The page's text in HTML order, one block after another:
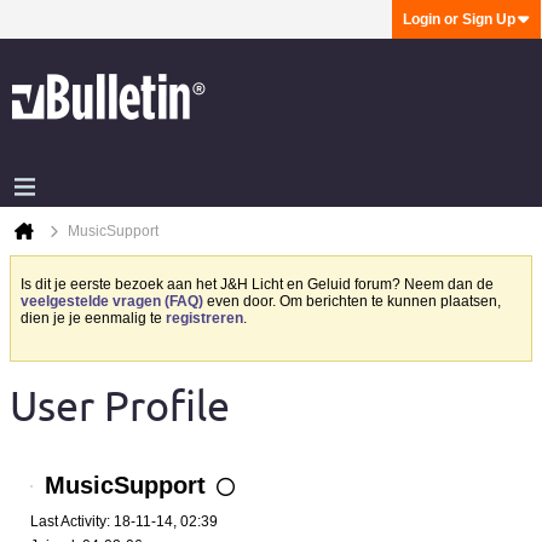
Login or Sign Up
MusicSupport
Is dit je eerste bezoek aan het J&H Licht en Geluid forum? Neem dan de
veelgestelde vragen (FAQ) even door. Om berichten te kunnen plaatsen,
dien je je eenmalig te registreren.
User Profile
MusicSupport
Last Activity: 18-11-14, 02:39